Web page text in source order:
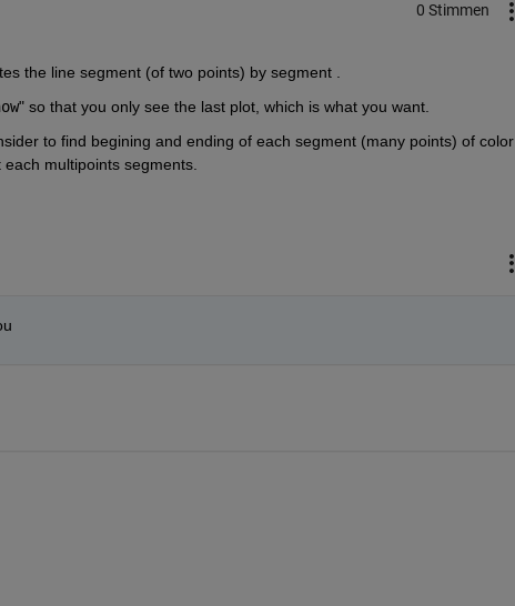
0 Stimmen
the line segment (of two points) by segment .
" so that you only see the last plot, which is what you want.
to find begining and ending of each segment (many points) of color
multipoints segments.